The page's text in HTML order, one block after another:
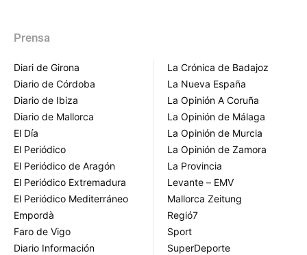
Prensa
Diari de Girona
Diario de Córdoba
Diario de Ibiza
Diario de Mallorca
El Día
El Periódico
El Periódico de Aragón
El Periódico Extremadura
El Periódico Mediterráneo
Empordà
Faro de Vigo
Diario Información
La Crónica de Badajoz
La Nueva España
La Opinión A Coruña
La Opinión de Málaga
La Opinión de Murcia
La Opinión de Zamora
La Provincia
Levante – EMV
Mallorca Zeitung
Regió7
Sport
SuperDeporte